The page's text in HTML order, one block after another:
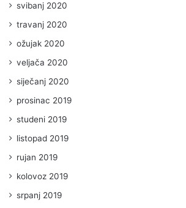
svibanj 2020
travanj 2020
ožujak 2020
veljača 2020
siječanj 2020
prosinac 2019
studeni 2019
listopad 2019
rujan 2019
kolovoz 2019
srpanj 2019